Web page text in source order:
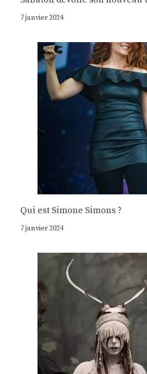
7 janvier 2024
Qui est Simone Simons ?
7 janvier 2024